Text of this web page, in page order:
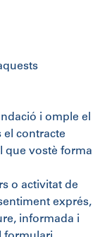
i omple el
el contracte
que vostè forma
o activitat de
exprés,
informada i